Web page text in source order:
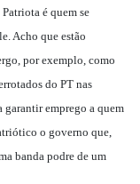
é quem se
Acho que estão
por exemplo, como
do PT nas
garantir emprego a quem
o governo que,
banda podre de um